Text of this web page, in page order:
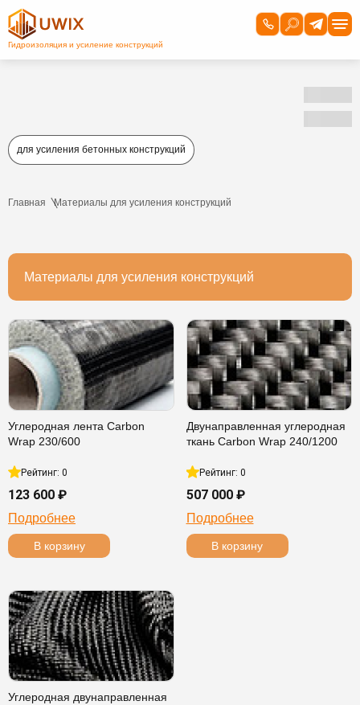
для усиления бетонных конструкций
Главная Материалы для усиления конструкций
Материалы для усиления конструкций
Углеродная лента Carbon
Wrap 230/600
Рейтинг: 0
123 600 ₽
Подробнее
В корзину
Двунаправленная углеродная
ткань Carbon Wrap 240/1200
Рейтинг: 0
507 000 ₽
Подробнее
В корзину
Углеродная двунаправленная